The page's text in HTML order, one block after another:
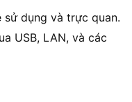
sử dụng và trực quan.
USB, LAN, và các